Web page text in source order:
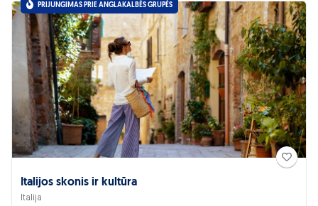
PRIJUNGIMAS PRIE ANGLAKALBĖS GRUPĖS
Italijos skonis ir kultūra
Italija